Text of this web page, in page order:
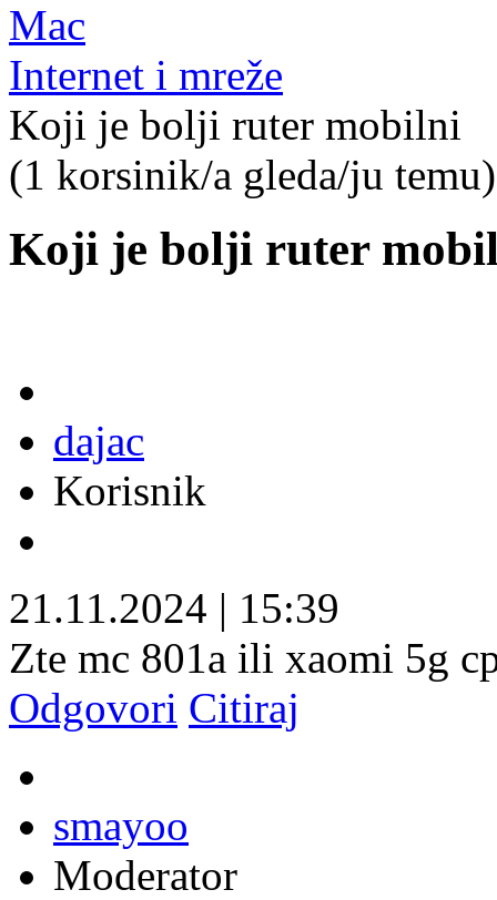
Mac
Internet i mreže
Koji je bolji ruter mobilni
(1 korsinik/a gleda/ju
Koji je bolji ruter
dajac
Korisnik
21.11.2024 | 15:39
Zte mc 801a ili xaomi 5g
Odgovori Citiraj
smayoo
Moderator